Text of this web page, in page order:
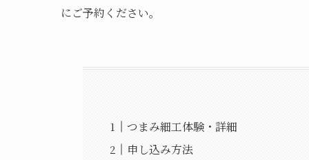
にご予約ください。
つまみ細工体験・詳細
申し込み方法